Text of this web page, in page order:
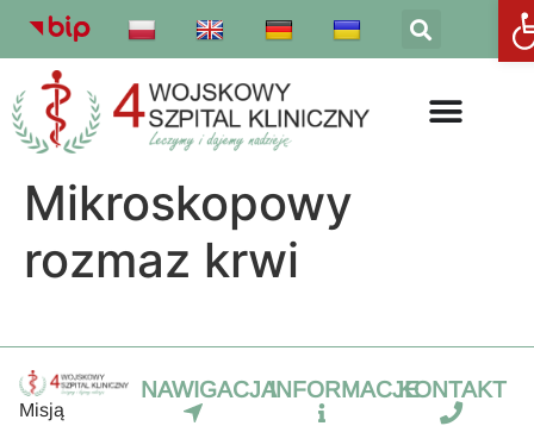
Mikroskopowy
rozmaz krwi
Misją
NAWIGACJAINFORMACJEKONTAKT